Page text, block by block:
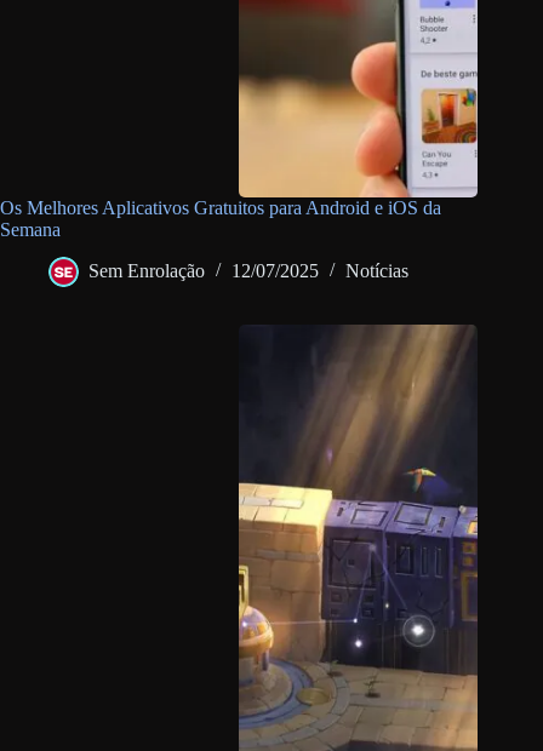
Os Melhores Aplicativos Gratuitos para Android e iOS da
Semana
Sem Enrolação 12/07/2025 Notícias